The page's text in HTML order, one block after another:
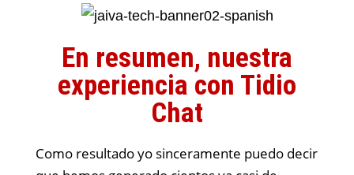
En resumen, nuestra
experiencia con Tidio
Chat
Como resultado yo sinceramente puedo decir